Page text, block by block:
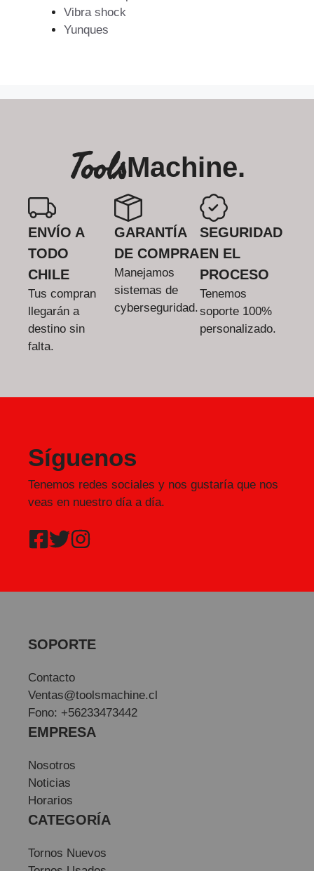
Vibra shock
Yunques
ToolsMachine.
ENVÍO A
TODO
CHILE
Tus compran
llegarán a
destino sin
falta.
GARANTÍA
DE COMPRA
Manejamos
sistemas de
cyberseguridad.
SEGURIDAD
EN EL
PROCESO
Tenemos
soporte 100%
personalizado.
Síguenos
Tenemos redes sociales y nos gustaría que nos
veas en nuestro día a día.
SOPORTE
Contacto
Ventas@toolsmachine.cl
Fono: +56233473442
EMPRESA
Nosotros
Noticias
Horarios
CATEGORÍA
Tornos Nuevos